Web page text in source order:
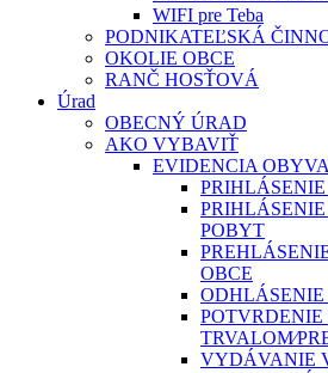
WIFI pre Teba
PODNIKATEĽSKÁ
OKOLIE OBCE
RANČ HOSŤOVÁ
Úrad
OBECNÝ ÚRAD
AKO VYBAVIŤ
EVIDENCIA
POBYT
OBCE
POTVRDENIE
VYDÁVANIE